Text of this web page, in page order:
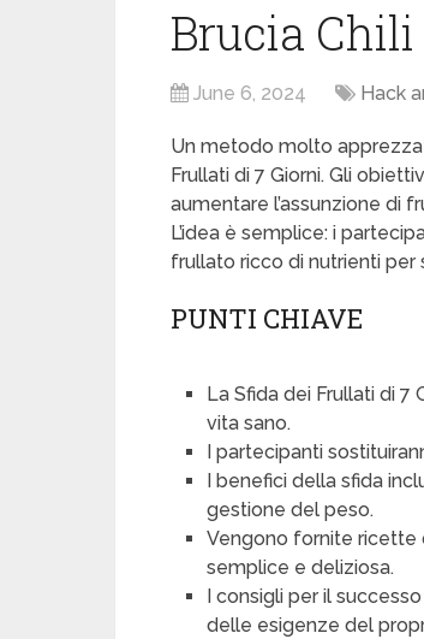
Brucia
June 6, 2024 Hack
Un metodo molto
Frullati di 7 Giorni. Gli
aumentare l’assunzione di
L’idea è semplice: i
frullato ricco di nutrienti per
PUNTI CHIAVE
La Sfida dei Frullati di
vita sano.
I partecipanti
I benefici della sfida
gestione del peso.
Vengono fornite ricette
semplice e deliziosa.
I consigli per il
delle esigenze del